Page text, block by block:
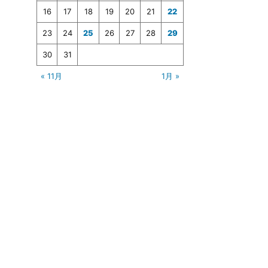
« 11月 1月 »
16 17 18 19 20 21 22
23 24 25 26 27 28 29
30 31